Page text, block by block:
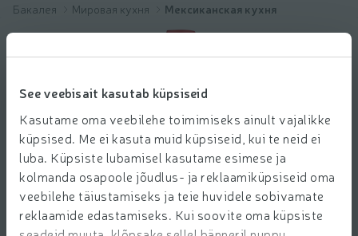
See veebisait kasutab küpsiseid
Kasutame oma veebilehe toimimiseks ainult vajalikke
küpsised. Me ei kasuta muid küpsiseid, kui te neid ei
luba. Küpsiste lubamisel kasutame esimese ja
kolmanda osapoole jõudlus- ja reklaamiküpsiseid oma
veebilehe täiustamiseks ja teie huvidele sobivamate
reklaamide edastamiseks. Kui soovite oma küpsiste
Бакалея Мировая кухня Мексиканская кухня